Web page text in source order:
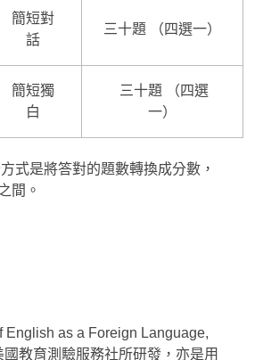
簡短對
話
三十題 （四選一）
簡短獨
白
三十題 （四選
一）
式是將答對的題數轉換成分數，
間。
English as a Foreign Language,
教育測驗服務社所研發，亦是用